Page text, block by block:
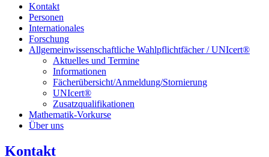
Kontakt
Personen
Internationales
Forschung
Allgemeinwissenschaftliche Wahlpflichtfächer / UNIcert®
Aktuelles und Termine
Informationen
Fächerübersicht/Anmeldung/Stornierung
UNIcert®
Zusatzqualifikationen
Mathematik-Vorkurse
Über uns
Kontakt